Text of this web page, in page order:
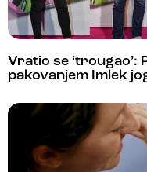
Vratio se ‘trougao’:
pakovanjem Imlek